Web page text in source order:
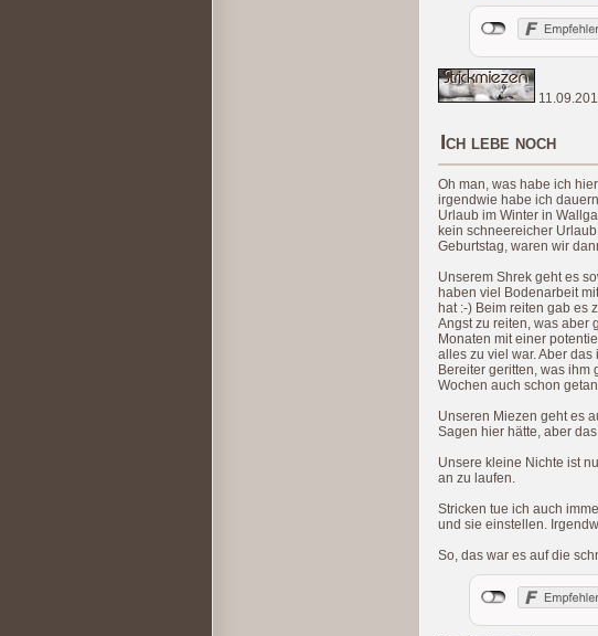
Ich lebe noch
Oh man, was habe ich
irgendwie habe ich
Urlaub im Winter in
kein schneereicher
Geburtstag, waren wir
Unserem Shrek geht es
haben viel Bodenarbeit
hat :-) Beim reiten gab es
Angst zu reiten, was aber
Monaten mit einer
alles zu viel war. Aber
Bereiter geritten, was ihm
Wochen auch schon
Unseren Miezen geht es
Sagen hier hätte, aber
Unsere kleine Nichte ist
an zu laufen.
Stricken tue ich auch
und sie einstellen.
So, das war es auf die